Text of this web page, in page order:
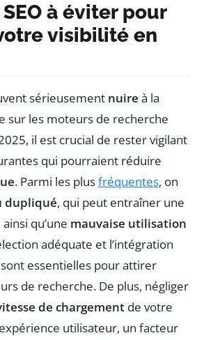
à éviter pour
visibilité en
sérieusement nuire à la
sur les moteurs de recherche
il est crucial de rester vigilant
qui pourraient réduire
. Parmi les plusfréquentes, on
dupliqué, qui peut entraîner une
qu’une mauvaise utilisation
adéquate et l’intégration
essentielles pour attirer
de recherche. De plus, négliger
de chargement de votre
utilisateur, un facteur